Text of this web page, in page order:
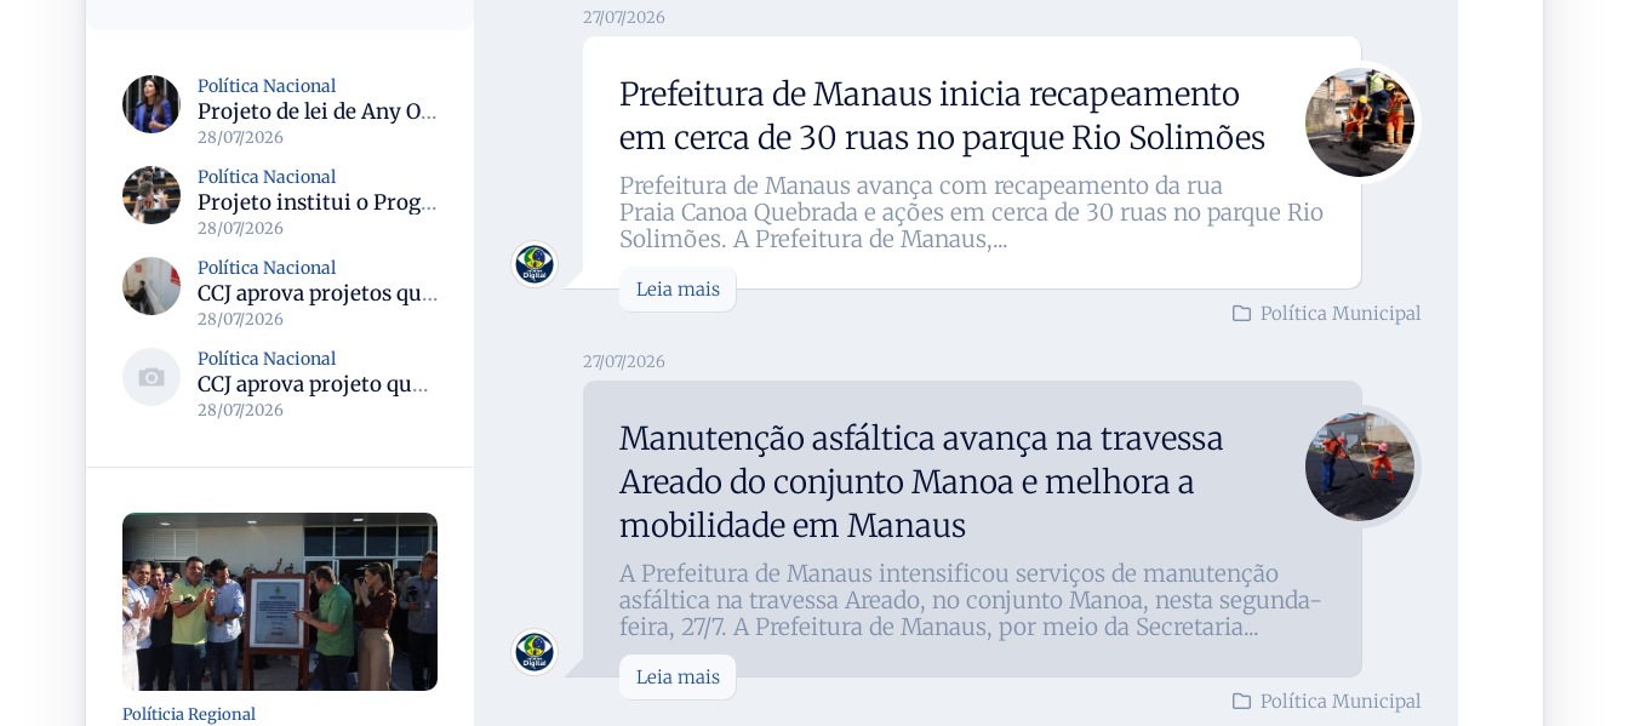
Política Nacional
Projeto de lei de Any Ortiz retira obrigação de ajuste escolar para a Copa do Mundo Feminina 2027
28/07/2026
Política Nacional
Projeto institui o Programa Nacional de Apoio ao Aleitamento Humano em Emergências (Prame) na Câmara dos Deputados
28/07/2026
Política Nacional
CCJ aprova projetos que criam datas comemorativas e reconhecem Uberlândia como capital do paradesporto
28/07/2026
Política Nacional
CCJ aprova projeto que reconhece soldadinho-do-araripe como ave-símbolo da Chapada do Araripe
28/07/2026
Políticia Regional
27/07/2026
Prefeitura de Manaus inicia recapeamento
em cerca de 30 ruas no parque Rio Solimões
Prefeitura de Manaus avança com recapeamento da rua
Praia Canoa Quebrada e ações em cerca de 30 ruas no parque Rio
Solimões. A Prefeitura de Manaus,...
Leia mais
Política Municipal
27/07/2026
Manutenção asfáltica avança na travessa
Areado do conjunto Manoa e melhora a
mobilidade em Manaus
A Prefeitura de Manaus intensificou serviços de manutenção
asfáltica na travessa Areado, no conjunto Manoa, nesta segunda-
feira, 27/7. A Prefeitura de Manaus, por meio da Secretaria...
Leia mais
Política Municipal